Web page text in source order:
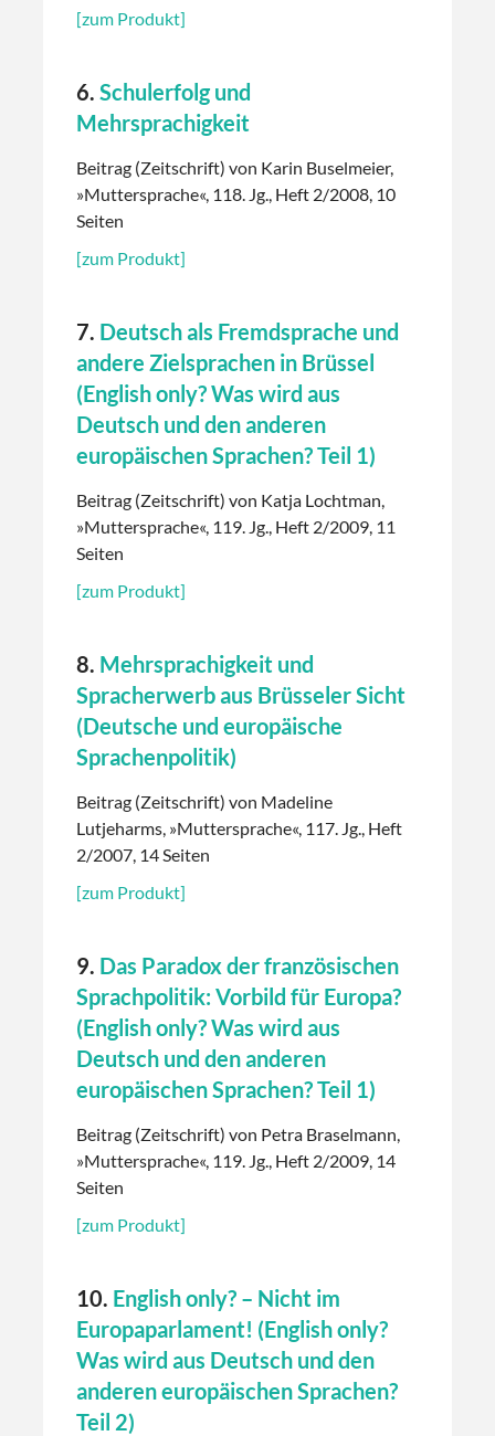
[zum Produkt]
6. Schulerfolg und
Mehrsprachigkeit
Beitrag (Zeitschrift) von Karin Buselmeier,
»Muttersprache«, 118. Jg., Heft 2/2008, 10
Seiten
[zum Produkt]
7. Deutsch als Fremdsprache und
andere Zielsprachen in Brüssel
(English only? Was wird aus
Deutsch und den anderen
europäischen Sprachen? Teil 1)
Beitrag (Zeitschrift) von Katja Lochtman,
»Muttersprache«, 119. Jg., Heft 2/2009, 11
Seiten
[zum Produkt]
8. Mehrsprachigkeit und
Spracherwerb aus Brüsseler Sicht
(Deutsche und europäische
Sprachenpolitik)
Beitrag (Zeitschrift) von Madeline
Lutjeharms, »Muttersprache«, 117. Jg., Heft
2/2007, 14 Seiten
[zum Produkt]
9. Das Paradox der französischen
Sprachpolitik: Vorbild für Europa?
(English only? Was wird aus
Deutsch und den anderen
europäischen Sprachen? Teil 1)
Beitrag (Zeitschrift) von Petra Braselmann,
»Muttersprache«, 119. Jg., Heft 2/2009, 14
Seiten
[zum Produkt]
10. English only? – Nicht im
Europaparlament! (English only?
Was wird aus Deutsch und den
anderen europäischen Sprachen?
Teil 2)